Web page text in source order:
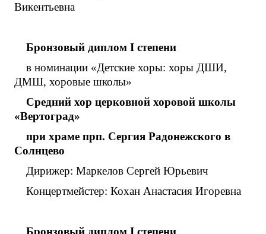
Викентьевна
Бронзовый диплом I степени
в номинации «Детские хоры: хоры ДШИ,
ДМШ, хоровые школы»
Средний хор церковной хоровой школы
«Вертоград»
при храме прп. Сергия Радонежского в
Солнцево
Дирижер: Маркелов Сергей Юрьевич
Концертмейстер: Кохан Анастасия Игоревна